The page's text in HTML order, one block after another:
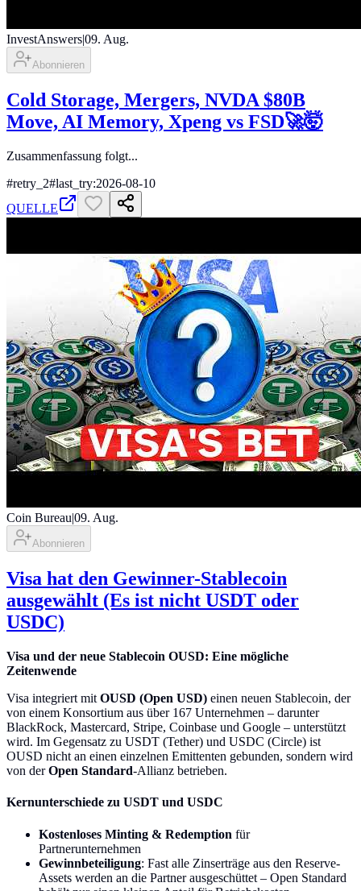
InvestAnswers09. Aug.
Abonnieren
Cold Storage, Mergers, NVDA $80B
Move, AI Memory, Xpeng vs FSD🚀🤯
Zusammenfassung folgt...
#retry_2#last_try:2026-08-10
QUELLE
Coin Bureau|09. Aug.
Abonnieren
Visa hat den Gewinner-Stablecoin
ausgewählt (Es ist nicht USDT oder
USDC)
Visa und der neue Stablecoin OUSD: Eine mögliche
Zeitenwende
Visa integriert mit OUSD (Open USD) einen neuen Stablecoin, der
von einem Konsortium aus über 167 Unternehmen – darunter
BlackRock, Mastercard, Stripe, Coinbase und Google – unterstützt
wird. Im Gegensatz zu USDT (Tether) und USDC (Circle) ist
OUSD nicht an einen einzelnen Emittenten gebunden, sondern wird
von derOpen Standard-Allianz betrieben.
Kernunterschiede zu USDT und USDC
Kostenloses Minting & Redemption für
Partnerunternehmen
Gewinnbeteiligung: Fast alle Zinserträge aus den Reserve-
Assets werden an die Partner ausgeschüttet – Open Standard